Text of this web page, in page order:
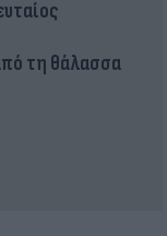
τη θάλασσα